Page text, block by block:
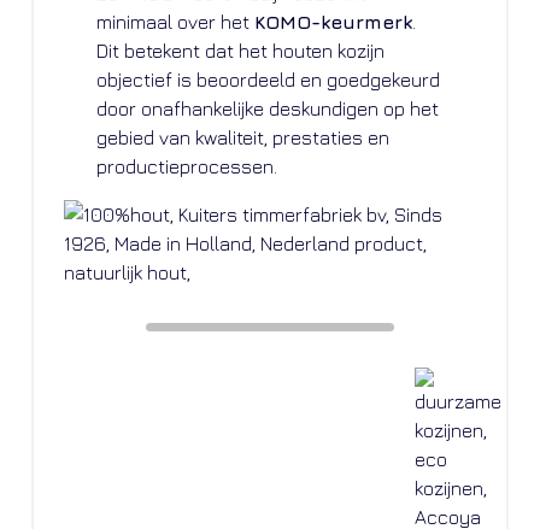
minimaal over het KOMO-keurmerk
Dit betekent dat het houten kozijn
objectief is beoordeeld en goedgekeurd
door onafhankelijke deskundigen op het
gebied van kwaliteit, prestaties en
productieprocessen.